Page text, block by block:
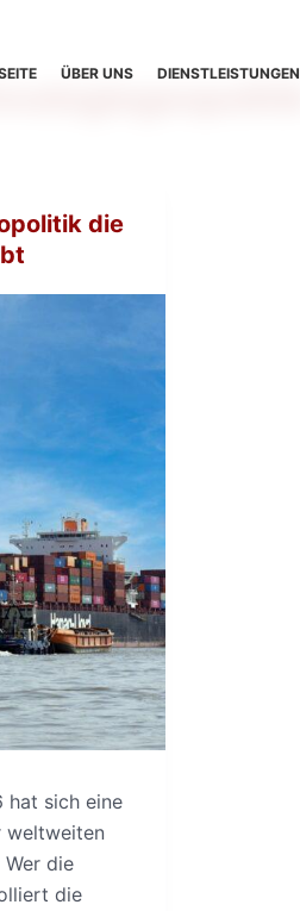
ÜBER UNS DIENSTLEISTUNGEN
die
hat sich eine
weltweiten
die
die